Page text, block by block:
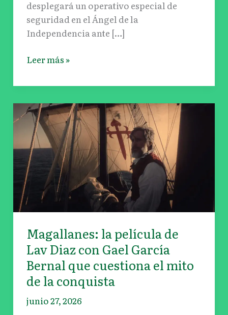
desplegará un operativo especial de
seguridad en el Ángel de la
Independencia ante […]
Leer más »
Magallanes: la película de
Lav Diaz con Gael García
Bernal que cuestiona el mito
de la conquista
junio 27, 2026
Magallanes:
la
película
de
Lav
Diaz
Gael
Bernal
que
cuestiona
el
mito
de